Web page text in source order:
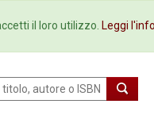
Ebookstore
il loro utilizzo. Leggi